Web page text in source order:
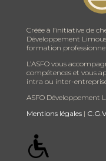
Créée à l’initiative de
Développement
formation
L’ASFO vous
compétences et vous
intra ou inter-
ASFO Développement
Mentions légales|